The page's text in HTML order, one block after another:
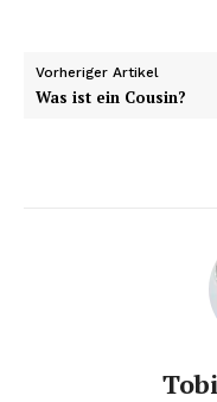
Vorheriger Artikel
Was ist ein Cousin?